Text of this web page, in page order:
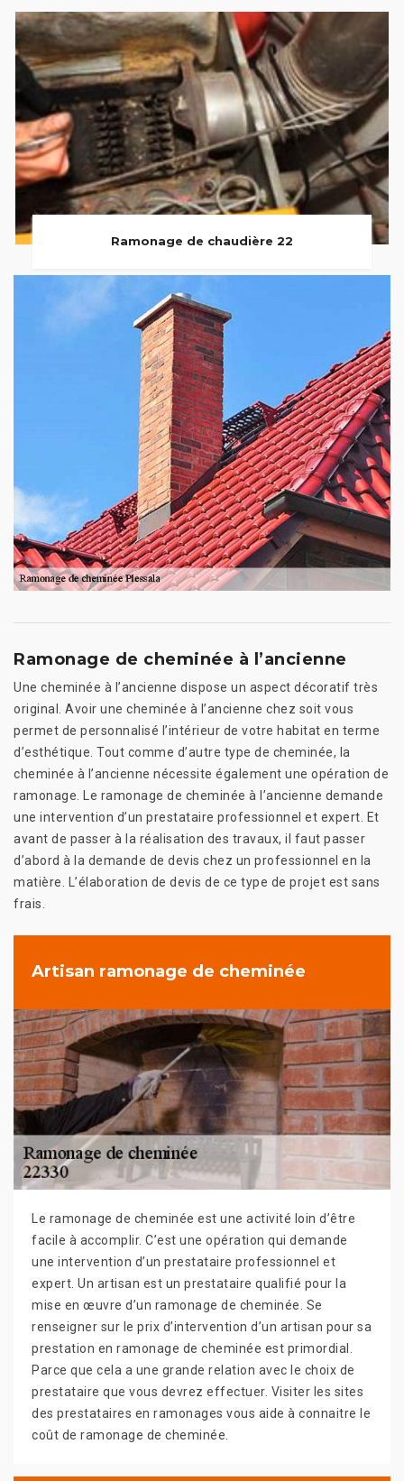
Ramonage de chaudière 22
Ramonage de cheminée à l’ancienne
Une cheminée à l’ancienne dispose un aspect décoratif très
original. Avoir une cheminée à l’ancienne chez soit vous
permet de personnalisé l’intérieur de votre habitat en terme
d’esthétique. Tout comme d’autre type de cheminée, la
cheminée à l’ancienne nécessite également une opération de
ramonage. Le ramonage de cheminée à l’ancienne demande
une intervention d’un prestataire professionnel et expert. Et
avant de passer à la réalisation des travaux, il faut passer
d’abord à la demande de devis chez un professionnel en la
matière. L’élaboration de devis de ce type de projet est sans
frais.
Artisan ramonage de cheminée
Le ramonage de cheminée est une activité loin d’être
facile à accomplir. C’est une opération qui demande
une intervention d’un prestataire professionnel et
expert. Un artisan est un prestataire qualifié pour la
mise en œuvre d’un ramonage de cheminée. Se
renseigner sur le prix d’intervention d’un artisan pour sa
prestation en ramonage de cheminée est primordial.
Parce que cela a une grande relation avec le choix de
prestataire que vous devrez effectuer. Visiter les sites
des prestataires en ramonages vous aide à connaitre le
coût de ramonage de cheminée.